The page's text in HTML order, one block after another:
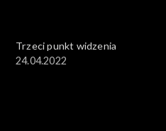
Trzeci punkt widzenia
24.04.2022